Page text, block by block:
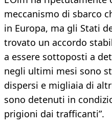
meccanismo di sbarco
in Europa, ma gli Stati
trovato un accordo
a essere sottoposti a
negli ultimi mesi sono
dispersi e migliaia di
sono detenuti in
prigioni dai trafficanti”.